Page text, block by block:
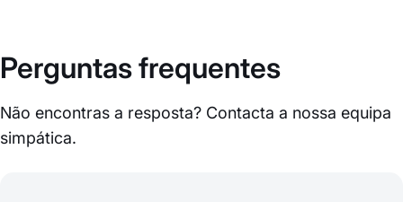
Perguntas frequentes
Não encontras a resposta? Contacta a nossa equipa
simpática.